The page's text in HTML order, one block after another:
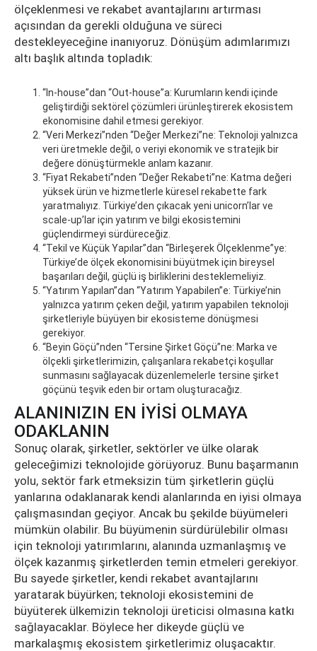
ölçeklenmesi ve rekabet avantajlarını artırması
açısından da gerekli olduğuna ve süreci
destekleyeceğine inanıyoruz. Dönüşüm adımlarımızı
altı başlık altında topladık:
“In-house”dan “Out-house”a: Kurumların kendi içinde
geliştirdiği sektörel çözümleri ürünleştirerek ekosistem
ekonomisine dahil etmesi gerekiyor.
“Veri Merkezi”nden “Değer Merkezi”ne: Teknoloji yalnızca
veri üretmekle değil, o veriyi ekonomik ve stratejik bir
değere dönüştürmekle anlam kazanır.
“Fiyat Rekabeti”nden “Değer Rekabeti”ne: Katma değeri
yüksek ürün ve hizmetlerle küresel rekabette fark
yaratmalıyız. Türkiye’den çıkacak yeni unicorn’lar ve
scale-up’lar için yatırım ve bilgi ekosistemini
güçlendirmeyi sürdüreceğiz.
“Tekil ve Küçük Yapılar”dan “Birleşerek Ölçeklenme”ye:
Türkiye’de ölçek ekonomisini büyütmek için bireysel
başarıları değil, güçlü iş birliklerini desteklemeliyiz.
“Yatırım Yapılan”dan “Yatırım Yapabilen”e: Türkiye’nin
yalnızca yatırım çeken değil, yatırım yapabilen teknoloji
şirketleriyle büyüyen bir ekosisteme dönüşmesi
gerekiyor.
“Beyin Göçü”nden “Tersine Şirket Göçü”ne: Marka ve
ölçekli şirketlerimizin, çalışanlara rekabetçi koşullar
sunmasını sağlayacak düzenlemelerle tersine şirket
göçünü teşvik eden bir ortam oluşturacağız.
ALANINIZIN EN İYİSİ OLMAYA
ODAKLANIN
Sonuç olarak, şirketler, sektörler ve ülke olarak
geleceğimizi teknolojide görüyoruz. Bunu başarmanın
yolu, sektör fark etmeksizin tüm şirketlerin güçlü
yanlarına odaklanarak kendi alanlarında en iyisi olmaya
çalışmasından geçiyor. Ancak bu şekilde büyümeleri
mümkün olabilir. Bu büyümenin sürdürülebilir olması
için teknoloji yatırımlarını, alanında uzmanlaşmış ve
ölçek kazanmış şirketlerden temin etmeleri gerekiyor.
Bu sayede şirketler, kendi rekabet avantajlarını
yaratarak büyürken; teknoloji ekosistemini de
büyüterek ülkemizin teknoloji üreticisi olmasına katkı
sağlayacaklar. Böylece her dikeyde güçlü ve
markalaşmış ekosistem şirketlerimiz oluşacaktır.